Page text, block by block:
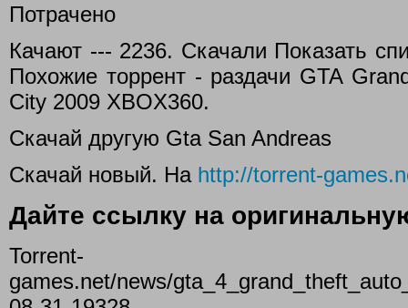
Потрачено
Качают --- 2236. Скачали Показать
Похожие торрент - раздачи GTA
City 2009 XBOX360.
Скачай другую Gta San Andreas
Скачай новый. На http://torrent-
Дайте ссылку на
Torrent-
games.net/news/